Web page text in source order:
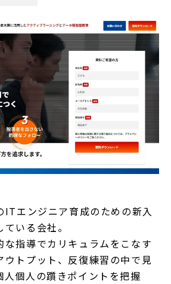
ITエンジニア育成のための新入
いる会社。
な指導でカリキュラムをこなす
ウトプット、反復練習の中で見
人個人の躓きポイントを把握